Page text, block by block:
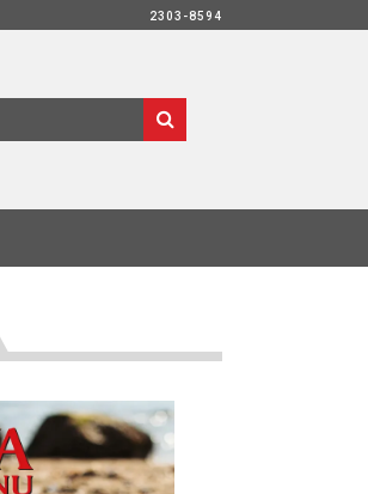
2303-8594